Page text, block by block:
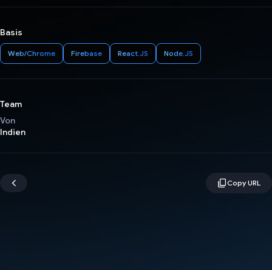
Basis
Web/Chrome Firebase React.JS Node.JS
Team
Von
Indien